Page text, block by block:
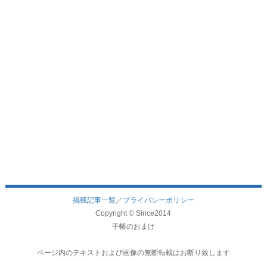
掲載記事一覧／ プライバシーポリシー
Copyright © Since2014
手帳のおまけ
ページ内のテキストおよび画像の無断転載はお断り致します